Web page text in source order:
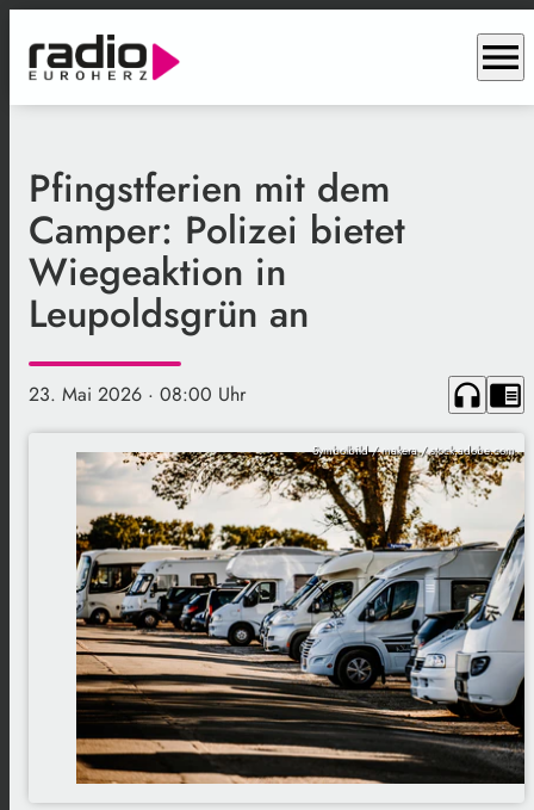
menu
Pfingstferien mit dem
Camper: Polizei bietet
Wiegeaktion in
Leupoldsgrün an
23. Mai 2026 · 08:00 Uhr headphones chrome_reader_mode
Symbolbild / makera / stock.adobe.com